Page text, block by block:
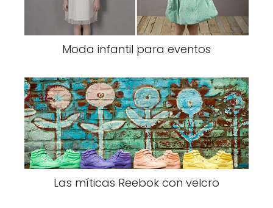
Moda infantil para eventos
Las míticas Reebok con velcro